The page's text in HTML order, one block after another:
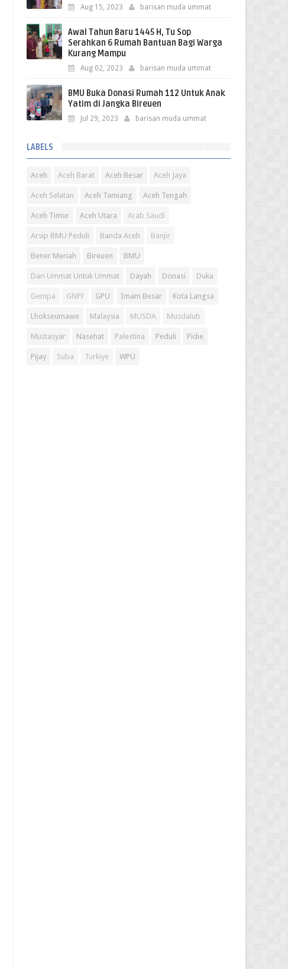
Aug 15, 2023 barisan muda ummat
Awal Tahun Baru 1445 H, Tu Sop
Serahkan 6 Rumah Bantuan Bagi Warga
Kurang Mampu
Aug 02, 2023 barisan muda ummat
BMU Buka Donasi Rumah 112 Untuk Anak
Yatim di Jangka Bireuen
Jul 29, 2023 barisan muda ummat
LABELS
Aceh Aceh Barat Aceh Besar Aceh Jaya
Aceh Selatan Aceh Tamiang Aceh Tengah
Aceh Timur Aceh Utara Arab Saudi
Arsip BMU Peduli Banda Aceh Banjir
Bener Meriah Bireuen BMU
Dari Ummat Untuk Ummat Dayah Donasi Duka
Gempa GNPF GPU Imam Besar Kota Langsa
Lhokseumawe Malaysia MUSDA Musdalub
Mustasyar Nasehat Palestina Peduli Pidie
Pijay Suba Turkiye WPU